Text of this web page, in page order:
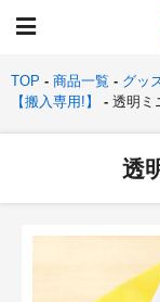
TOP 商品一覧 グッ
【搬入専用!】
透明ミ
透